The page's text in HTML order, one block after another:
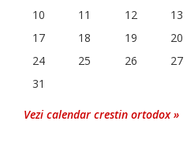
10
11 12 13
17
18 19 20
24
25 26 27
31
Vezi calendar crestin ortodox »